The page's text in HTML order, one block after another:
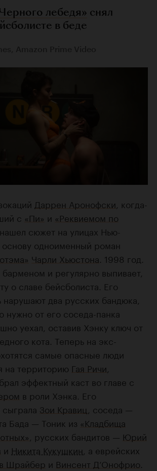
лебедя» снял
в беде
Даррен Аронофски , когда-
с «Пи» и «Реквиемом по
нашел сюжет на улицах Нью-
основу одноименный роман
Чарли Хьюстона . 1998 год.
и регулярно выпивает,
о славе бейсболиста. Его
нарушают два русских бандюка,
нужно от его соседа-панка
уехал, оставив Хэнку ключ от
кота. Теперь на экс-
самые опасные люди
на территорию Гая Ричи
эффектный каст во главе с
в роли Хэнка. Его
Зои Кравиц , соседа —
Бада — Тоник из «Кладбища
, русских бандитов — Юрий
и Никита Кукушкин , а еврейских
Шрайбер и Винсент Д’Онофрио